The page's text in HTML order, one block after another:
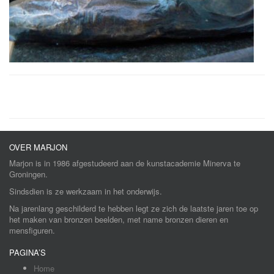
OVER MARJON
Marjon is in 1986 afgestudeerd aan de kunstacademie Minerva te
Groningen.
Sindsdien is ze werkzaam in het onderwijs.
Na jarenlang geschilderd te hebben legt ze zich de laatste jaren toe op
het maken van bronzen beelden, met name bronzen dieren en
mensfiguren.
PAGINA’S
Home